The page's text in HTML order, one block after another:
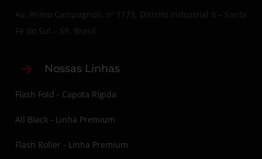
Av. Primo Campagnoli, nº 1173, Distrito Industrial II – Santa
Fé do Sul – SP. Brasil.
Nossas Linhas
Flash Fold - Capota Rígida
All Black - Linha Premium
Flash Roller - Linha Premium